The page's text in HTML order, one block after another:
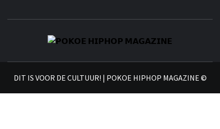
DIT IS VOOR DE CULTUUR! | POKOE HIPHOP MAGAZINE ©